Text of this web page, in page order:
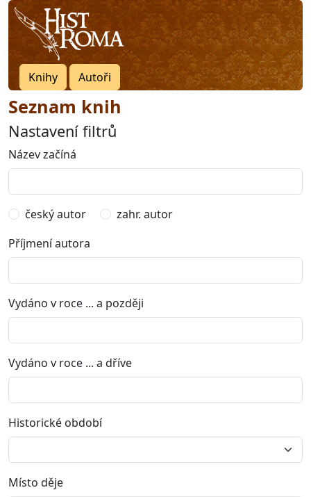
Knihy Autoři
Seznam knih
Nastavení filtrů
Název začíná
český autor
zahr. autor
Příjmení autora
Vydáno v roce ... a později
Vydáno v roce ... a dříve
Historické období
Místo děje